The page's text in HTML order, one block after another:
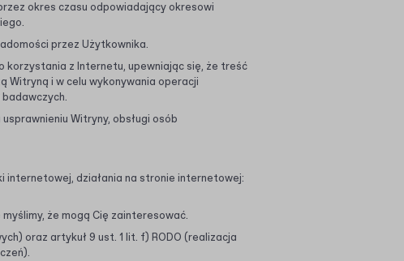
okres czasu odpowiadający okresowi
przez Użytkownika.
korzystania z Internetu, upewniając się, że treść
Witryną i w celu wykonywania operacji
Witryny, obsługi osób
internetowej, działania na stronie internetowej:
że mogą Cię zainteresować.
oraz artykuł 9 ust. 1 lit. f) RODO (realizacja